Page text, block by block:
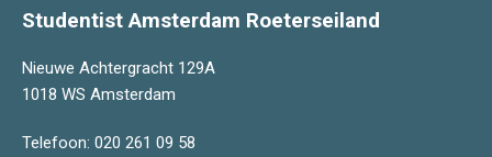
Studentist Amsterdam Roeterseiland
Nieuwe Achtergracht 129A
1018 WS Amsterdam
Telefoon: 020 261 09 58